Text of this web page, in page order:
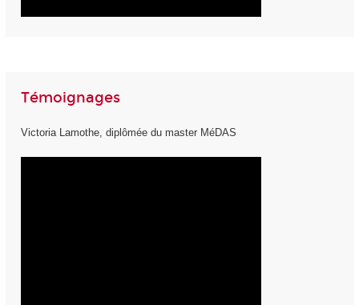
Témoignages
Victoria Lamothe, diplômée du master MéDAS